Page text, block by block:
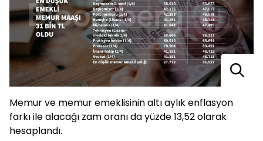
Memur ve memur emeklisinin altı aylık enflasyon
farkı ile alacağı zam oranı da yüzde 13,52 olarak
hesaplandı.